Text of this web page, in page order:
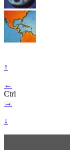
↑
←
Ctrl
→
↓